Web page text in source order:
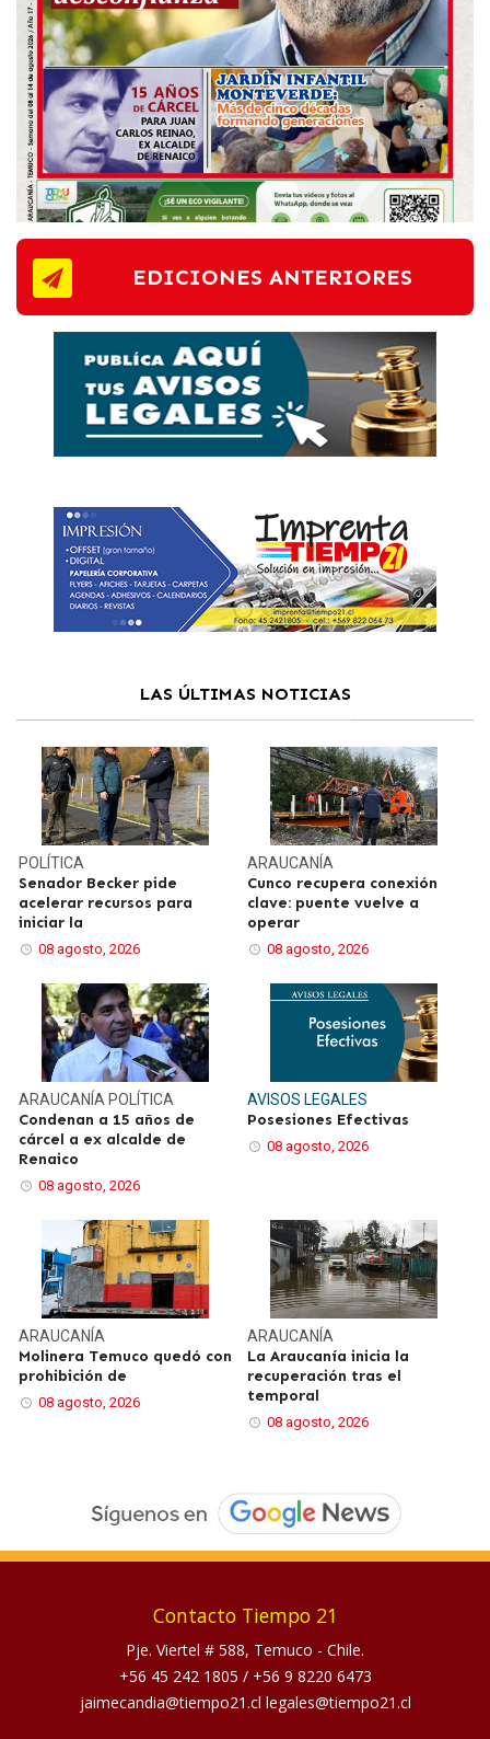
EDICIONES ANTERIORES
LAS ÚLTIMAS NOTICIAS
POLÍTICA
Senador Becker pide
acelerar recursos para
iniciar la
08 agosto, 2026
ARAUCANÍA
Cunco recupera conexión
clave: puente vuelve a
operar
08 agosto, 2026
ARAUCANÍA POLÍTICA
Condenan a 15 años de
cárcel a ex alcalde de
Renaico
08 agosto, 2026
AVISOS LEGALES
Posesiones Efectivas
08 agosto, 2026
ARAUCANÍA
Molinera Temuco quedó con
prohibición de
08 agosto, 2026
ARAUCANÍA
La Araucanía inicia la
recuperación tras el
temporal
08 agosto, 2026
Contacto Tiempo 21
Pje. Viertel # 588, Temuco - Chile.
+56 45 242 1805 / +56 9 8220 6473
jaimecandia@tiempo21.cl legales@tiempo21.cl